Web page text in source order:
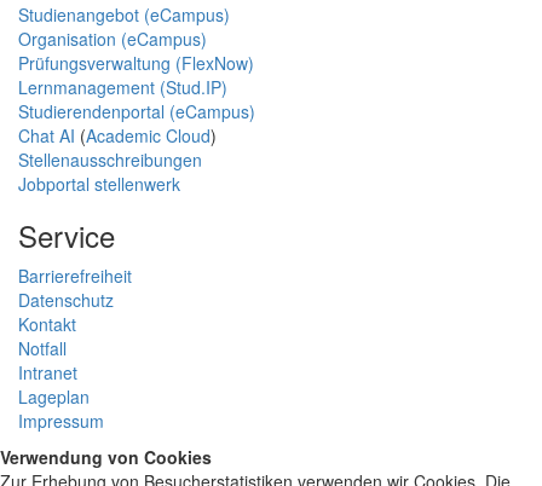
Studienangebot (eCampus)
Organisation (eCampus)
Prüfungsverwaltung (FlexNow)
Lernmanagement (Stud.IP)
Studierendenportal (eCampus)
Chat AI (Academic Cloud)
Stellenausschreibungen
Jobportal stellenwerk
Service
Barrierefreiheit
Datenschutz
Kontakt
Notfall
Intranet
Lageplan
Impressum
Verwendung von Cookies
Zur Erhebung von Besucherstatistiken verwenden wir Cookies. Die